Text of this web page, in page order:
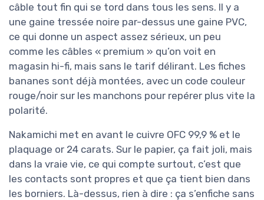
câble tout fin qui se tord dans tous les sens. Il y a
une gaine tressée noire par-dessus une gaine PVC,
ce qui donne un aspect assez sérieux, un peu
comme les câbles « premium » qu’on voit en
magasin hi-fi, mais sans le tarif délirant. Les fiches
bananes sont déjà montées, avec un code couleur
rouge/noir sur les manchons pour repérer plus vite la
polarité.
Nakamichi met en avant le cuivre OFC 99,9 % et le
plaquage or 24 carats. Sur le papier, ça fait joli, mais
dans la vraie vie, ce qui compte surtout, c’est que
les contacts sont propres et que ça tient bien dans
les borniers. Là-dessus, rien à dire : ça s’enfiche sans